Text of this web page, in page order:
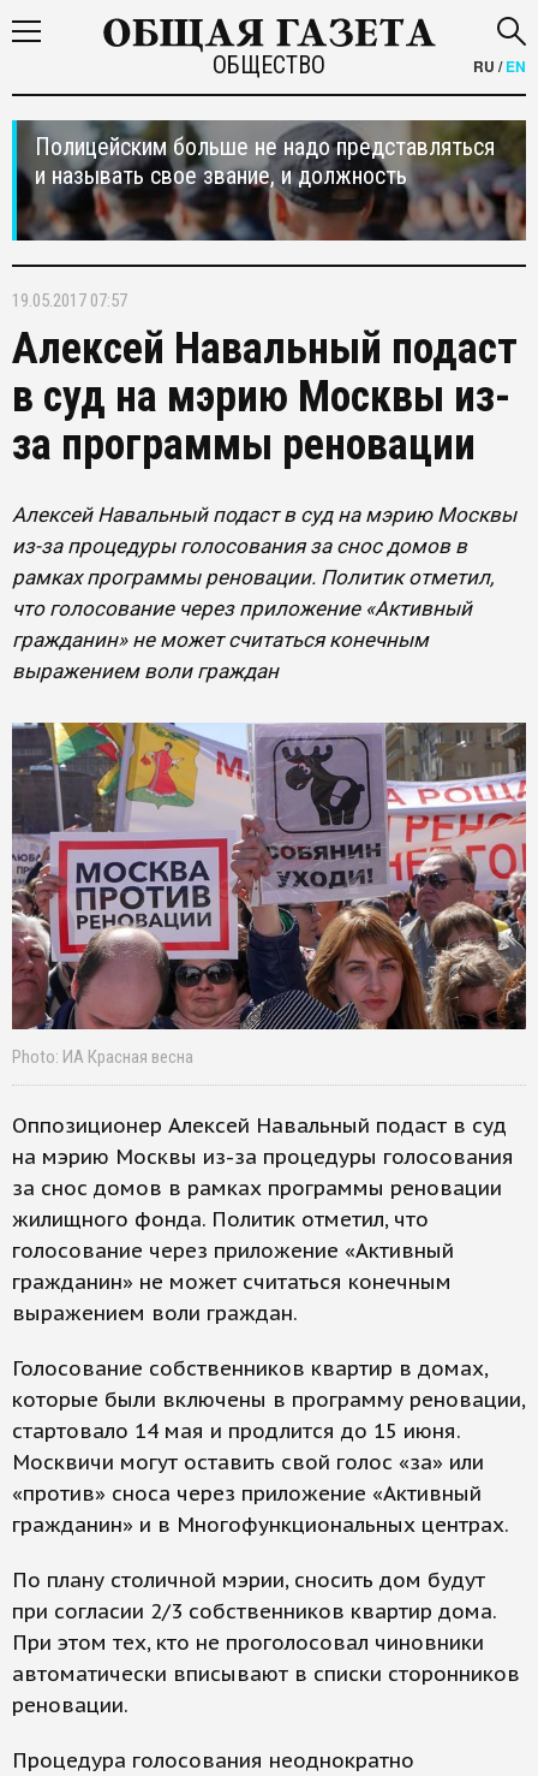
ОБЩЕСТВО RU /EN
Полицейским больше не надо представляться
и называть свое звание, и должность
19.05.2017 07:57
Алексей Навальный подаст
в суд на мэрию Москвы из-
за программы реновации
Алексей Навальный подаст в суд на мэрию Москвы
из-за процедуры голосования за снос домов в
рамках программы реновации. Политик отметил,
что голосование через приложение «Активный
гражданин» не может считаться конечным
выражением воли граждан
Photo: ИА Красная весна
Оппозиционер Алексей Навальный подаст в суд
на мэрию Москвы из-за процедуры голосования
за снос домов в рамках программы реновации
жилищного фонда. Политик отметил, что
голосование через приложение «Активный
гражданин» не может считаться конечным
выражением воли граждан.
Голосование собственников квартир в домах,
которые были включены в программу реновации,
стартовало 14 мая и продлится до 15 июня.
Москвичи могут оставить свой голос «за» или
«против» сноса через приложение «Активный
гражданин» и в Многофункциональных центрах.
По плану столичной мэрии, сносить дом будут
при согласии 2/3 собственников квартир дома.
При этом тех, кто не проголосовал чиновники
автоматически вписывают в списки сторонников
реновации.
Процедура голосования неоднократно